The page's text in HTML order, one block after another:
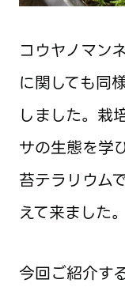
コウヤノマン
に関しても同
しました。栽
サの生態を学
苔テラリウム
えて来ました。
今回ご紹介す